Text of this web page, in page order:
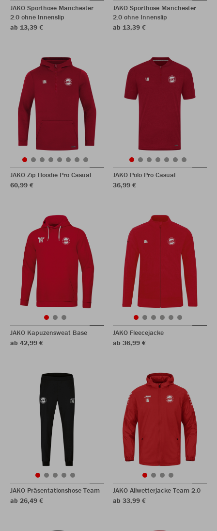
JAKO Sporthose Manchester
2.0 ohne Innenslip
ab 13,39 €
JAKO Sporthose Manchester
2.0 ohne Innenslip
ab 13,39 €
JAKO Zip Hoodie Pro Casual
60,99 €
JAKO Polo Pro Casual
36,99 €
JAKO Kapuzensweat Base
ab 42,99 €
JAKO Fleecejacke
ab 36,99 €
JAKO Präsentationshose Team
ab 26,49 €
JAKO Allwetterjacke Team 2.0
ab 33,99 €